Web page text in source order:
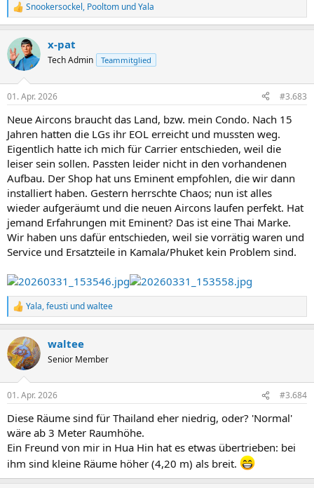
R
e
k
t
i
e
:
Snookersockel, Pooltom undYala
x-pat
Tech Admin Teammitglied
01. Apr. 2026 #3.683
Neue Aircons braucht das Land, bzw. mein Condo. Nach 15
Jahren hatten die LGs ihr EOL erreicht und mussten weg.
Eigentlich hatte ich mich für Carrier entschieden, weil die
leiser sein sollen. Passten leider nicht in den vorhandenen
Aufbau. Der Shop hat uns Eminent empfohlen, die wir dann
installiert haben. Gestern herrschte Chaos; nun ist alles
wieder aufgeräumt und die neuen Aircons laufen perfekt. Hat
jemand Erfahrungen mit Eminent? Das ist eine Thai Marke.
Wir haben uns dafür entschieden, weil sie vorrätig waren und
Service und Ersatzteile in Kamala/Phuket kein Problem sind.
R
e
k
t
i
e
:
Yala,feusti undwaltee
waltee
Senior Member
01. Apr. 2026 #3.684
Diese Räume sind für Thailand eher niedrig, oder? 'Normal'
wäre ab 3 Meter Raumhöhe.
Ein Freund von mir in Hua Hin hat es etwas übertrieben: bei
ihm sind kleine Räume höher (4,20 m) als breit.